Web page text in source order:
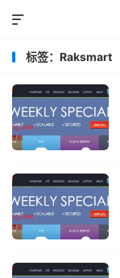

标签：Raksmart